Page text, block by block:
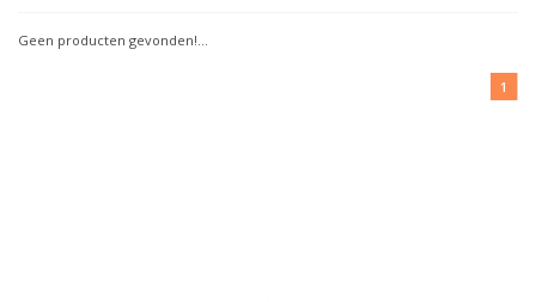
Geen producten gevonden!...
1